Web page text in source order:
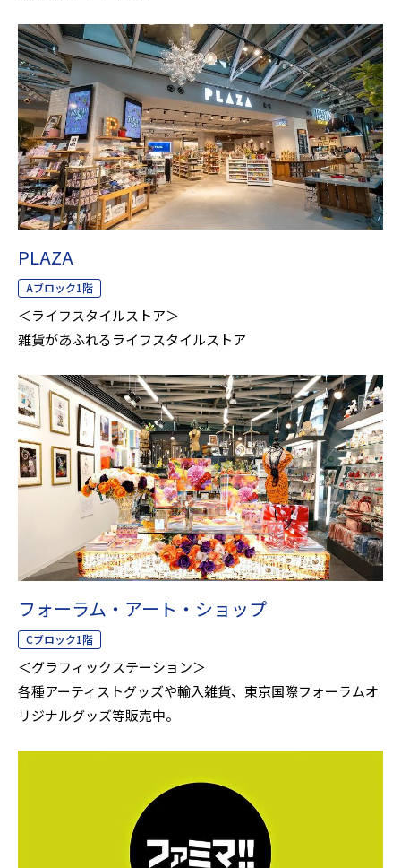
PLAZA
Aブロック1階
＜ライフスタイルストア＞
雑貨があふれるライフスタイルストア
フォーラム・アート・ショップ
Cブロック1階
＜グラフィックステーション＞
各種アーティストグッズや輸入雑貨、東京国際フォーラムオ
リジナルグッズ等販売中。